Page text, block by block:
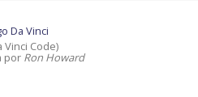
Da Vinci
Vinci Code)
por Ron Howard